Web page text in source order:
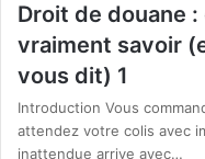
Droit de douane
vraiment savoir
vous dit) 1
Introduction Vous
attendez votre colis avec
inattendue arrive avec…